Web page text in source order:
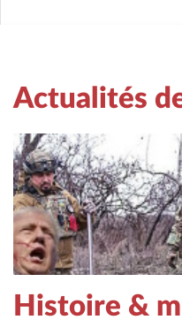
Actualités
Histoire &